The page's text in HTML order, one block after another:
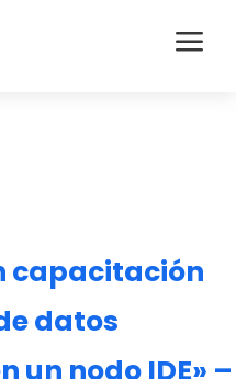
a
capacitación
datos
un nodo IDE» –